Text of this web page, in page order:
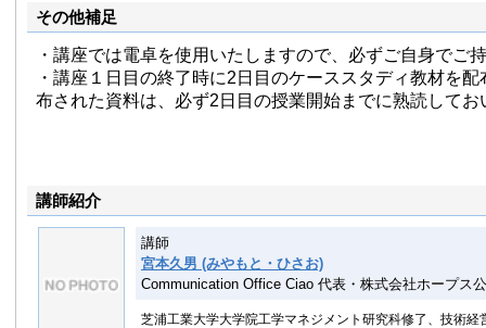
その他補足
・講座では電卓を使用いたしますので、必ずご自身でご
・講座１日目の終了時に2日目のケーススタディ教材を
布された資料は、必ず2日目の授業開始までに熟読してお
講師紹介
講師
宮本久男 (みやもと・ひさお)
Communication Office Ciao 代表・株式会社ホープス
芝浦工業大学大学院工学マネジメント研究科修了、技術経